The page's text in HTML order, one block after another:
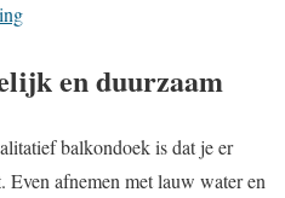
en duurzaam
balkondoek is dat je er
afnemen met lauw water en